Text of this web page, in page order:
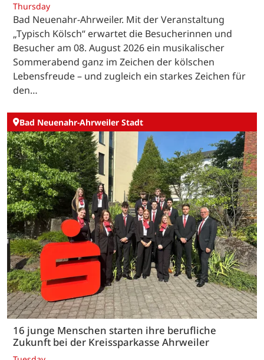
Thursday
Bad Neuenahr-Ahrweiler. Mit der Veranstaltung
„Typisch Kölsch“ erwartet die Besucherinnen und
Besucher am 08. August 2026 ein musikalischer
Sommerabend ganz im Zeichen der kölschen
Lebensfreude – und zugleich ein starkes Zeichen für
den…
Bad Neuenahr-Ahrweiler Stadt
16 junge Menschen starten ihre berufliche
Zukunft bei der Kreissparkasse Ahrweiler